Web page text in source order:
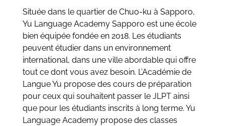
Située dans le quartier de Chuo-ku à Sapporo,
Yu Language Academy Sapporo est une école
bien équipée fondée en 2018. Les étudiants
peuvent étudier dans un environnement
international, dans une ville abordable qui offre
tout ce dont vous avez besoin. L’Académie de
Langue Yu propose des cours de préparation
pour ceux qui souhaitent passer le JLPT ainsi
que pour les étudiants inscrits à long terme. Yu
Language Academy propose des classes